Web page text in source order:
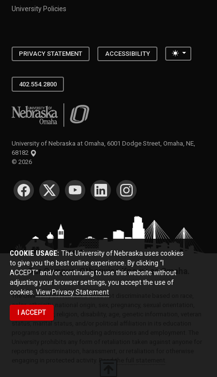
University Policies
PRIVACY STATEMENT ACCESSIBILITY Toggle
402.554.2800
University of Nebraska at Omaha
University of Nebraska at Omaha, 6001 Dodge Street, Omaha, NE,
68182
© 2026
SOCIAL MEDIA
Our Campus. Otherwise Known as Omaha.
The University of Nebraska does not discriminate based on race,
color, ethnicity, national origin, sex, pregnancy, sexual orientation,
gender identity, religion, disability, age, genetic information, veteran
COOKIE USAGE: The University of Nebraska uses cookies
to give you the best online experience. By clicking “I
ACCEPT” and/or continuing to use this website without
adjusting your browser settings, you accept the use of
cookies. View Privacy Statement
I ACCEPT